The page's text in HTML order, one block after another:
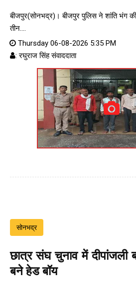
बीजपुर(सोनभद्र)। बीजपुर पुलिस ने शांति भंग
तीन....
Thursday 06-08-2026 5:35 PM
: रघुराज सिंह संवाददाता
सोनभद्र
छात्र संघ चुनाव में दीपांजली
बने हेड बॉय